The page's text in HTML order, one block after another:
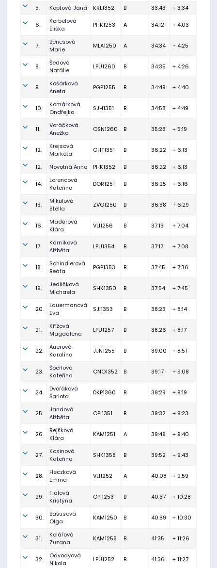
5. Koptová Jana KRL1352 B 33:43 + 3:34
6.
Korbelová
Eliška
PHK1253 A 34:12 + 4:03
7.
Benešová
Marie
MLA1250 A 34:34 + 4:25
8.
Šedová
Natálie
LPU1260 B 34:35 + 4:26
9.
Košárková
Aneta
PGP1255 B 34:49 + 4:40
10.
Komárková
Ondřejka
SJH1351 B 34:58 + 4:49
11.
Voráčková
Anežka
OSN1260 B 35:28 + 5:19
12.
Krejsová
Markéta
CHT1351 B 36:22 + 6:13
12. Novotná Anna PHK1352 B 36:22 + 6:13
14.
Lorencová
Kateřina
DOR1251 B 36:25 + 6:16
15.
Mikulová
Stella
ZVO1250 B 36:38 + 6:29
16.
Maděrová
Klára
VLI1256 B 37:13 + 7:04
17.
Kárníková
Alžběta
LPU1354 B 37:17 + 7:08
18.
Schindlerová
Beáta
PGP1353 B 37:45 + 7:36
19.
Jedličková
Michaela
SHK1350 B 37:54 + 7:45
20.
Lauermanová
Eva
SJI1353 B 38:23 + 8:14
21.
Křížová
Magdalena
LPU1257 B 38:26 + 8:17
22.
Auerová
Karolína
JJN1255 B 39:00 + 8:51
23.
Šperlová
Kateřina
ONO1352 B 39:17 + 9:08
24.
Dvořáková
Šarlota
DKP1360 B 39:28 + 9:19
25.
Jandová
Alžběta
OPI1351 B 39:32 + 9:23
26.
Rejšková
Klára
KAM1251 A 39:49 + 9:40
27.
Kosinová
Kateřina
SHK1358 B 39:52 + 9:43
28.
Heczková
Emma
VLI1252 A 40:08 + 9:59
29.
Fialová
Kristýna
OPI1253 B 40:37 + 10:28
30.
Bašusová
Olga
KAM1250 B 40:39 + 10:30
31.
Kolářová
Zuzana
KAM1258 B 41:35 + 11:26
32.
Odvodyová
Nikola
LPU1252 B 41:36 + 11:27